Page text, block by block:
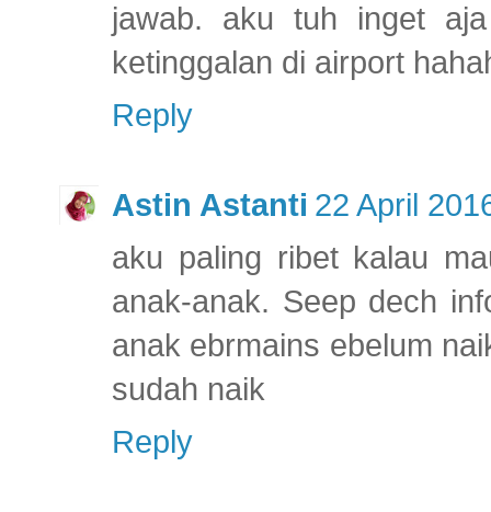
jawab. aku tuh inget
ketinggalan di airport
Reply
Astin Astanti 22 April
aku paling ribet kalau
anak-anak. Seep dech
anak ebrmains ebelum
sudah naik
Reply